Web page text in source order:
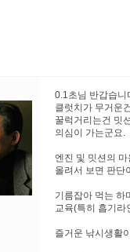
0.1초님 반갑습니
클럿치가 무거운
꿀럭거리는건 밋
의심이 가는군요.
엔진 및 밋션의
올려서 보면 판단
기름잡아 먹는 하
교육(특히 흡기라
즐거운 낚시생활